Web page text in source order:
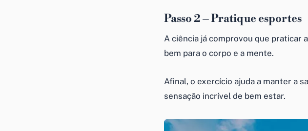
Passo 2 – Pratique esportes
A ciência já comprovou que praticar
bem para o corpo e a mente.
Afinal, o exercício ajuda a manter a
sensação incrível de bem estar.